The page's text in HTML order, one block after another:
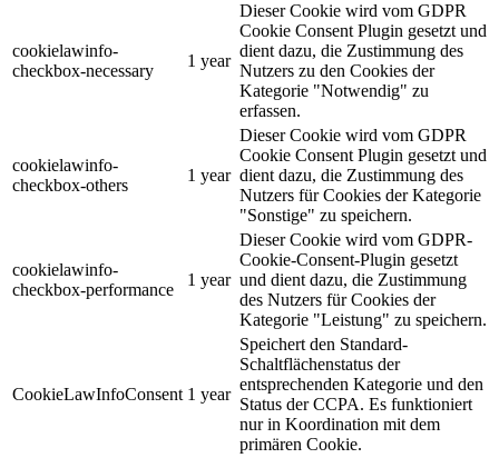
cookielawinfo-
checkbox-necessary
1 year
Dieser Cookie wird vom GDPR
Cookie Consent Plugin gesetzt und
dient dazu, die Zustimmung des
Nutzers zu den Cookies der
Kategorie "Notwendig" zu
erfassen.
cookielawinfo-
checkbox-others
1 year
Dieser Cookie wird vom GDPR
Cookie Consent Plugin gesetzt und
dient dazu, die Zustimmung des
Nutzers für Cookies der Kategorie
"Sonstige" zu speichern.
cookielawinfo-
checkbox-performance
1 year
Dieser Cookie wird vom GDPR-
Cookie-Consent-Plugin gesetzt
und dient dazu, die Zustimmung
des Nutzers für Cookies der
Kategorie "Leistung" zu speichern.
CookieLawInfoConsent 1 year
Speichert den Standard-
Schaltflächenstatus der
entsprechenden Kategorie und den
Status der CCPA. Es funktioniert
nur in Koordination mit dem
primären Cookie.